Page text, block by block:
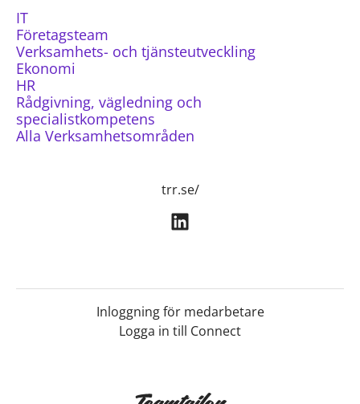
IT
Företagsteam
Verksamhets- och tjänsteutveckling
Ekonomi
HR
Rådgivning, vägledning och
specialistkompetens
Alla Verksamhetsområden
trr.se/
Inloggning för medarbetare
Logga in till Connect